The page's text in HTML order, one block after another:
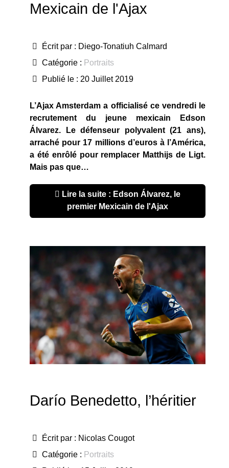
Mexicain de l'Ajax
Écrit par : Diego-Tonatiuh Calmard
Catégorie : Portraits
Publié le : 20 Juillet 2019
L’Ajax Amsterdam a officialisé ce vendredi le
recrutement du jeune mexicain Edson
Álvarez. Le défenseur polyvalent (21 ans),
arraché pour 17 millions d’euros à l’América,
a été enrôlé pour remplacer Matthijs de Ligt.
Mais pas que…
Lire la suite : Edson Álvarez, le
premier Mexicain de l'Ajax
Darío Benedetto, l’héritier
Écrit par : Nicolas Cougot
Catégorie : Portraits